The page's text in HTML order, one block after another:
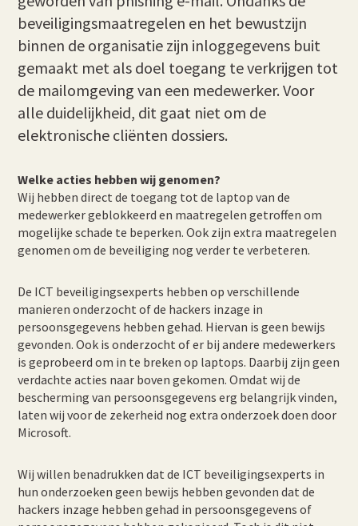
beveiligingsmaatregelen en het bewustzijn
binnen de organisatie zijn inloggegevens buit
gemaakt met als doel toegang te verkrijgen tot
de mailomgeving van een medewerker. Voor
alle duidelijkheid, dit gaat niet om de
elektronische cliënten dossiers.
Welke acties hebben wij genomen?
Wij hebben direct de toegang tot de laptop van de
medewerker geblokkeerd en maatregelen getroffen om
mogelijke schade te beperken. Ook zijn extra maatregelen
genomen om de beveiliging nog verder te verbeteren.
De ICT beveiligingsexperts hebben op verschillende
manieren onderzocht of de hackers inzage in
persoonsgegevens hebben gehad. Hiervan is geen bewijs
gevonden. Ook is onderzocht of er bij andere medewerkers
is geprobeerd om in te breken op laptops. Daarbij zijn geen
verdachte acties naar boven gekomen. Omdat wij de
bescherming van persoonsgegevens erg belangrijk vinden,
laten wij voor de zekerheid nog extra onderzoek doen door
Microsoft.
Wij willen benadrukken dat de ICT beveiligingsexperts in
hun onderzoeken geen bewijs hebben gevonden dat de
hackers inzage hebben gehad in persoonsgegevens of